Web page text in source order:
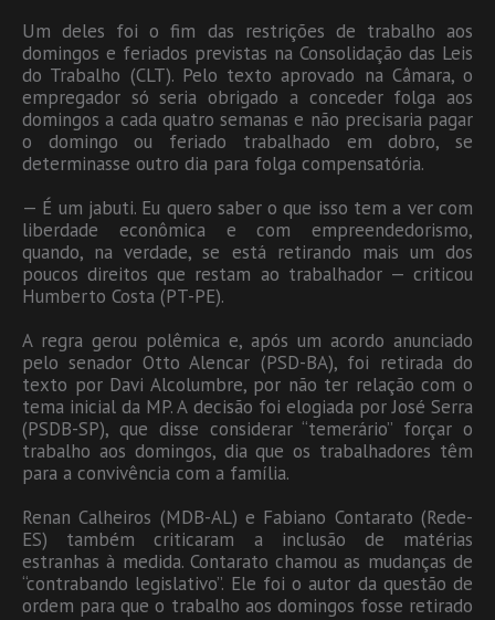
Um deles foi o fim das restrições de trabalho aos
domingos e feriados previstas na Consolidação das Leis
do Trabalho (CLT). Pelo texto aprovado na Câmara, o
empregador só seria obrigado a conceder folga aos
domingos a cada quatro semanas e não precisaria pagar
o domingo ou feriado trabalhado em dobro, se
determinasse outro dia para folga compensatória.
— É um jabuti. Eu quero saber o que isso tem a ver com
liberdade econômica e com empreendedorismo,
quando, na verdade, se está retirando mais um dos
poucos direitos que restam ao trabalhador — criticou
Humberto Costa (PT-PE).
A regra gerou polêmica e, após um acordo anunciado
pelo senador Otto Alencar (PSD-BA), foi retirada do
texto por Davi Alcolumbre, por não ter relação com o
tema inicial da MP. A decisão foi elogiada por José Serra
(PSDB-SP), que disse considerar “temerário” forçar o
trabalho aos domingos, dia que os trabalhadores têm
para a convivência com a família.
Renan Calheiros (MDB-AL) e Fabiano Contarato (Rede-
ES) também criticaram a inclusão de matérias
estranhas à medida. Contarato chamou as mudanças de
“contrabando legislativo”. Ele foi o autor da questão de
ordem para que o trabalho aos domingos fosse retirado